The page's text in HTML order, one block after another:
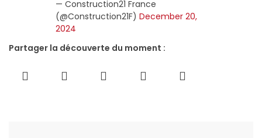
— Construction21 France
(@Construction21F) December 20,
2024
Partager la découverte du moment :